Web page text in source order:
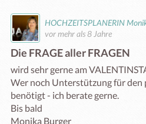
HOCHZEITSPLANERIN
vor mehr als 8 Jahre
Die FRAGE aller FRAGEN
wird sehr gerne am
Wer noch Unterstützung für
benötigt - ich berate gerne.
Bis bald
Monika Burger